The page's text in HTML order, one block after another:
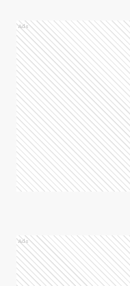
Ads
Ads